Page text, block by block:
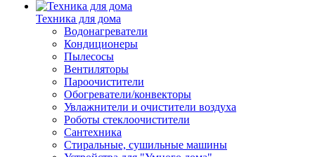
Техника для дома
Водонагреватели
Кондиционеры
Пылесосы
Вентиляторы
Пароочистители
Обогреватели/конвекторы
Увлажнители и очистители воздуха
Роботы стеклоочистители
Сантехника
Стиральные, сушильные машины